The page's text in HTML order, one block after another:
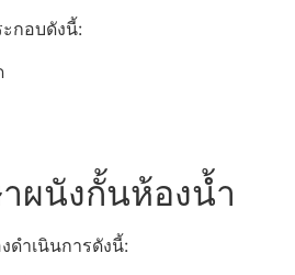
กอบดังนี้:
ผนังกั้นห้องน้ำ
ดำเนินการดังนี้: